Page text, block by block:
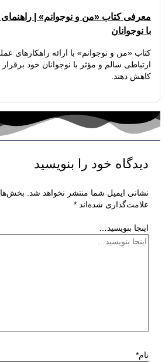
معرفی کتاب «من و نوجوانم» | راهنمای
با نوجوانان
کتاب «من و نوجوانم» با ارائه راهکارهای
ارتباطی سالم و مؤثر با نوجوانان خود
کاهش دهند.
دیدگاه‌ خود را بنویسید
نشانی ایمیل شما منتشر نخواهد شد.
علامت‌گذاری شده‌اند *
اینجا بنویسید…
نام*